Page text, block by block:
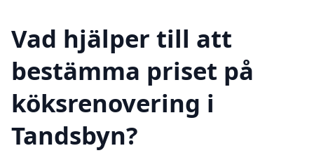
Vad hjälper till att
bestämma priset på
köksrenovering i
Tandsbyn?